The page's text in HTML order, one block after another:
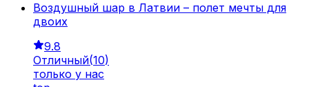
Воздушный шар в Латвии – полет мечты для
двоих
9.8
Отличный(10)
только у нас